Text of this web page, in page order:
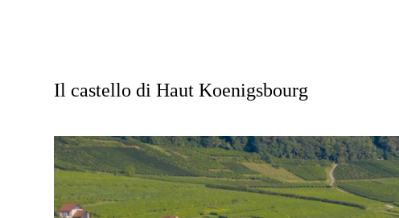
Il castello di Haut Koenigsbourg